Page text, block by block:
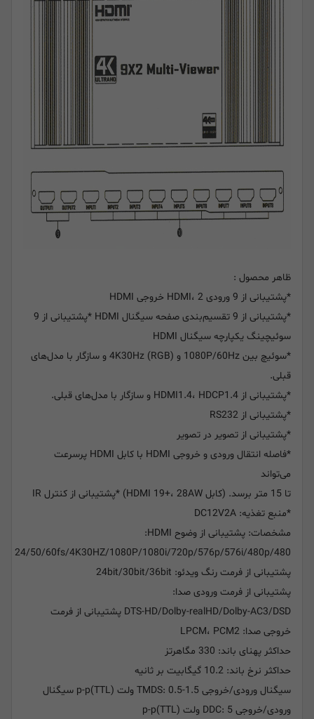
ظاهر محصول :
*پشتیبانی از 9 ورودی HDMI، 2 خروجی HDMI
*پشتیبانی از 9 تقسیم‌بندی صفحه سیگنال HDMI *پشتیبانی از 9
سوئیچینگ یکپارچه سیگنال HDMI
*سوئیچ بین 1080P/60Hz و 4K30Hz (RGB) و سازگار با مدل‌های
قبلی.
*پشتیبانی از HDMI1.4، HDCP1.4 و سازگار با مدل‌های قبلی.
*پشتیبانی از RS232
*پشتیبانی از تصویر در تصویر
*فاصله انتقال ورودی و خروجی HDMI با کابل HDMI پرسرعت
می‌تواند
تا 15 متر برسد. (کابل HDMI 19+، 28AW) *پشتیبانی از کنترل IR
*منبع تغذیه: DC12V2A
مشخصات: پشتیبانی از وضوح HDMI:
24/50/60fs/4K30HZ/1080P/1080i/720p/576p/576i/480p/480
پشتیبانی از فرمت رنگ ویدئو: 24bit/30bit/36bit
پشتیبانی از فرمت ورودی صدا:
DTS-HD/Dolby-realHD/Dolby-AC3/DSD پشتیبانی از فرمت
خروجی صدا: LPCM، PCM2
حداکثر پهنای باند: 330 مگاهرتز
حداکثر نرخ باند: 10.2 گیگابیت بر ثانیه
سیگنال ورودی/خروجی TMDS: 0.5-1.5 ولت p-p(TTL) سیگنال
ورودی/خروجی DDC: 5 ولت p-p(TTL)